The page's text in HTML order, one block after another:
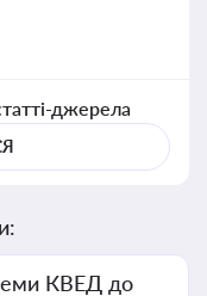
джерела
КВЕД до